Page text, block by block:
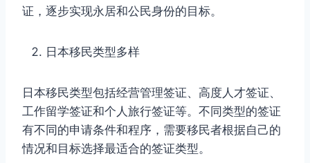
证，逐步实现永居和公民身份的目标。
日本移民类型多样
日本移民类型包括经营管理签证、高度人才签证、
工作留学签证和个人旅行签证等。不同类型的签证
有不同的申请条件和程序，需要移民者根据自己的
情况和目标选择最适合的签证类型。